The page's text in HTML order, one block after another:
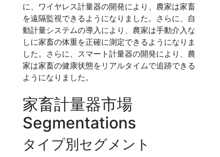
に、ワイヤレス計量器の開発により、農家は家畜
を遠隔監視できるようになりました。さらに、自
動計量システムの導入により、農家は手動介入な
しに家畜の体重を正確に測定できるようになりま
した。さらに、スマート計量器の開発により、農
家は家畜の健康状態をリアルタイムで追跡できる
ようになりました。
家畜計量器市場
Segmentations
タイプ別セグメント